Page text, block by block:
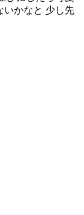
いかなと 少し先